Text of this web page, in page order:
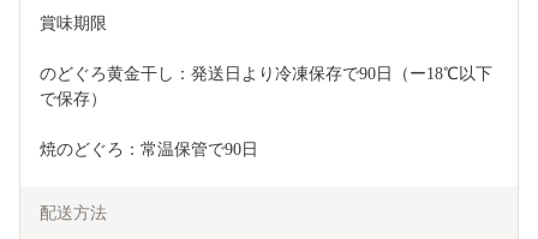
賞味期限
のどぐろ黄金干し：発送日より冷凍保存で90日（ー18℃以下
で保存）
焼のどぐろ：常温保管で90日
配送方法